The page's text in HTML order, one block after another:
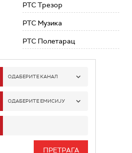
РТС Трезор
РТС Музика
РТС Полетарац
ОДАБЕРИТЕ КАНАЛ
РТС 1
РТС 3
ОДАБЕРИТЕ ЕМИСИЈУ